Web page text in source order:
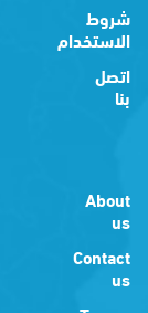
شروط
الاستخدام
اتصل
بنا
About
us
Contact
us